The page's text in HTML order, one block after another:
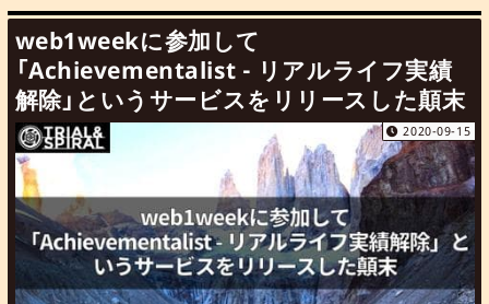
web1weekに参加して
「Achievementalist - リアルライフ実績
解除」というサービスをリリースした顛末
2020-09-15